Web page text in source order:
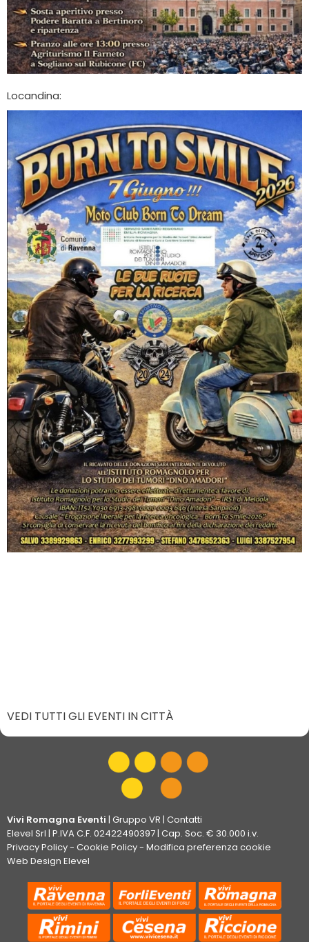
Locandina:
VEDI TUTTI GLI EVENTI IN CITTÀ
Vivi Romagna Eventi | Gruppo VR | Contatti
Elevel Srl | P.IVA C.F. 02422490397 | Cap. Soc. € 30.000 i.v.
Privacy Policy- Cookie Policy- Modifica preferenza cookie
Web Design Elevel